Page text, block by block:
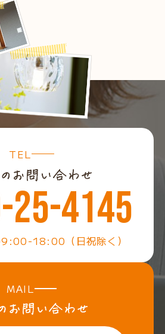
TEL
25-4145
18:00（日祝除く）
MAIL